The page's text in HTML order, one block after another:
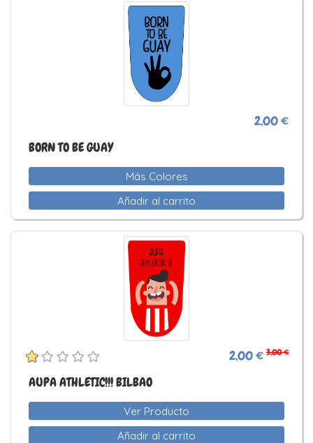
2,00 €
BORN TO BE GUAY
Más Colores
Añadir al carrito
2,00 € 3,00 €
AUPA ATHLETIC!!! BILBAO
Ver Producto
Añadir al carrito